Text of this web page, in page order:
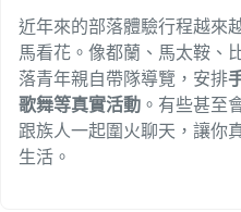
近年來的部落體驗行程越來
馬看花。像都蘭、馬太鞍、
落青年親自帶隊導覽，安排
歌舞等真實活動。有些甚至
跟族人一起圍火聊天，讓你
生活。